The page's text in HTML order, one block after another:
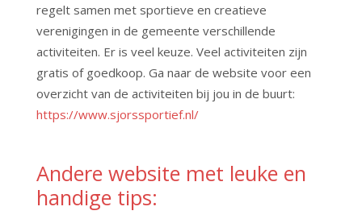
regelt samen met sportieve en creatieve
verenigingen in de gemeente verschillende
activiteiten. Er is veel keuze. Veel activiteiten zijn
gratis of goedkoop. Ga naar de website voor een
overzicht van de activiteiten bij jou in de buurt:
https://www.sjorssportief.nl/
Andere website met leuke en
handige tips: